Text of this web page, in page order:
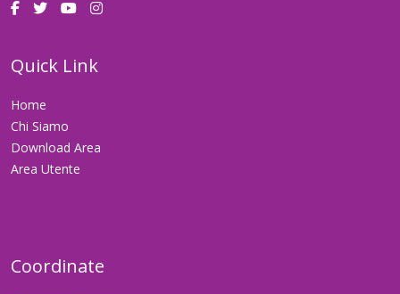
Quick Link
Home
Chi Siamo
Download Area
Area Utente
Coordinate